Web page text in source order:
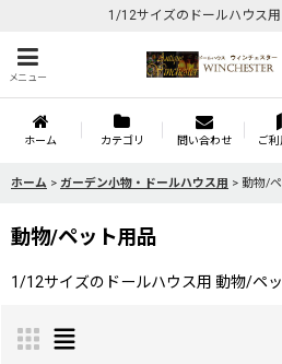
1/12サイズのドールハウス
メニュー
ホーム カテゴリ 問い合わせ ご
ホーム > ガーデン小物・ドールハウス用 > 動物/
動物/ペット用品
1/12サイズのドールハウス用 動物/ペ